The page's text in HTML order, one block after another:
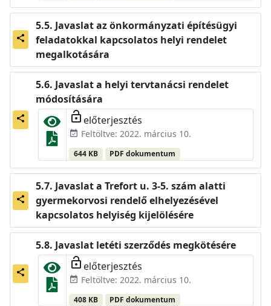
share
Javaslat az önkormányzati építésügyi
feladatokkal kapcsolatos helyi rendelet
megalkotására
share
Javaslat a helyi tervtanácsi rendelet
módosítására
lock_open előterjesztés
event_available Feltöltve: 2022. március 10.
644 KB PDF dokumentum
share
Javaslat a Trefort u. 3-5. szám alatti
gyermekorvosi rendelő elhelyezésével
kapcsolatos helyiség kijelölésére
share
Javaslat letéti szerződés megkötésére
lock_open előterjesztés
event_available Feltöltve: 2022. március 10.
408 KB PDF dokumentum